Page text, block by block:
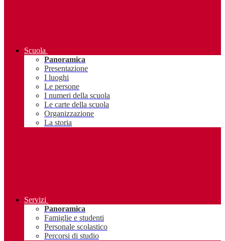
Scuola
Panoramica
Presentazione
I luoghi
Le persone
I numeri della scuola
Le carte della scuola
Organizzazione
La storia
Servizi
Panoramica
Famiglie e studenti
Personale scolastico
Percorsi di studio